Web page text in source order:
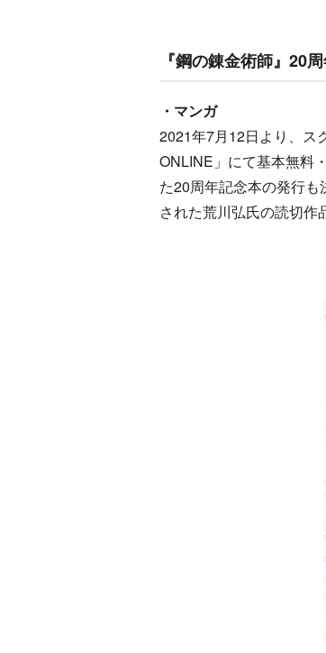
『鋼の錬金術師』20
・マンガ
2021年7月12日より、ス
ONLINE」にて基本無料
た20周年記念本の発行
された荒川弘氏の読切作